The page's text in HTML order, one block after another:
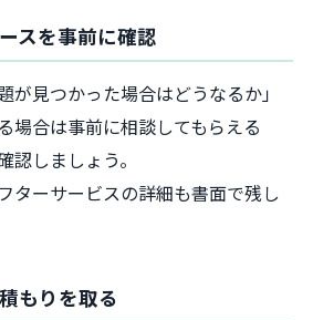
スを事前に確認
が見つかった場合はどうなるか」
場合は事前に相談してもらえる
認しましょう。
ターサービスの詳細も書面で残し
もりを取る